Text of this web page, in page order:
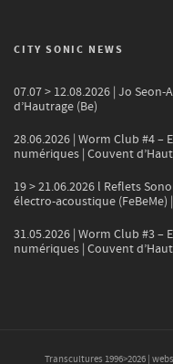
CITY SONIC NEWS
07.07 > 12.08.2026 | Jo
d’Hautrage (Be)
28.06.2026 | Worm Club #4 –
numériques | Couvent
19 > 21.06.2026 l Reflets
électro-acoustique (FeBeMe)
31.05.2026 | Worm Club #3 –
numériques | Couvent
Transcultures 1996>2026 |